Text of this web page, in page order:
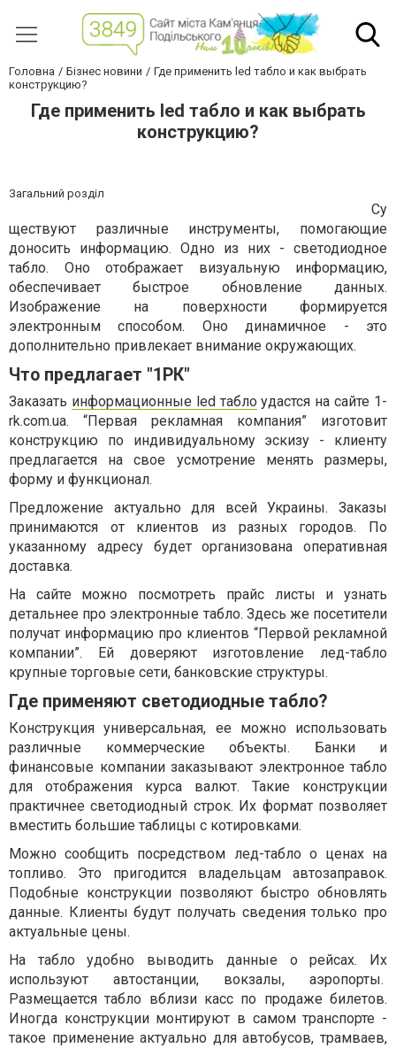
Головна Бізнес новини
Где применить led табло и как выбрать
конструкцию?
Где применить led табло и как выбрать
конструкцию?
Загальний розділ
Су
ществуют различные инструменты, помогающие
доносить информацию. Одно из них - светодиодное
табло. Оно отображает визуальную информацию,
обеспечивает быстрое обновление данных.
Изображение на поверхности формируется
электронным способом. Оно динамичное - это
дополнительно привлекает внимание окружающих.
Что предлагает "1РК"
Заказать информационные led табло удастся на сайте 1-
rk.com.ua. “Первая рекламная компания” изготовит
конструкцию по индивидуальному эскизу - клиенту
предлагается на свое усмотрение менять размеры,
форму и функционал.
Предложение актуально для всей Украины. Заказы
принимаются от клиентов из разных городов. По
указанному адресу будет организована оперативная
доставка.
На сайте можно посмотреть прайс листы и узнать
детальнее про электронные табло. Здесь же посетители
получат информацию про клиентов “Первой рекламной
компании”. Ей доверяют изготовление лед-табло
крупные торговые сети, банковские структуры.
Где применяют светодиодные табло?
Конструкция универсальная, ее можно использовать
различные коммерческие объекты. Банки и
финансовые компании заказывают электронное табло
для отображения курса валют. Такие конструкции
практичнее светодиодный строк. Их формат позволяет
вместить большие таблицы с котировками.
Можно сообщить посредством лед-табло о ценах на
топливо. Это пригодится владельцам автозаправок.
Подобные конструкции позволяют быстро обновлять
данные. Клиенты будут получать сведения только про
актуальные цены.
На табло удобно выводить данные о рейсах. Их
используют автостанции, вокзалы, аэропорты.
Размещается табло вблизи касс по продаже билетов.
Иногда конструкции монтируют в самом транспорте -
такое применение актуально для автобусов, трамваев,